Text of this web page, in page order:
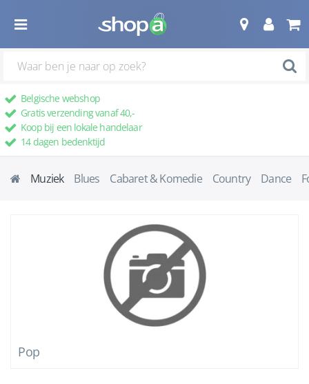
Belgische webshop
Gratis verzending vanaf 40,-
Koop bij een lokale handelaar
14 dagen bedenktijd
Muziek Blues Cabaret & Komedie Country Dance
Pop